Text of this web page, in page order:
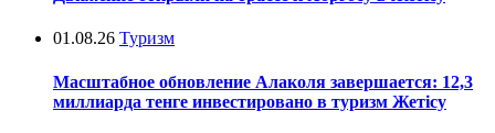
01.08.26 Туризм
Масштабное обновление Алаколя завершается: 12,3
миллиарда тенге инвестировано в туризм Жетісу